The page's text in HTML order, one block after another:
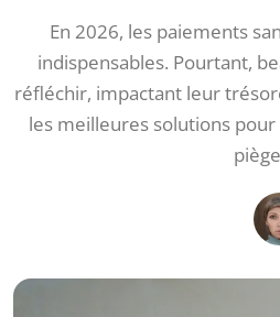
En 2026, les paiements
indispensables. Pourtant,
réfléchir, impactant leur
les meilleures solutions